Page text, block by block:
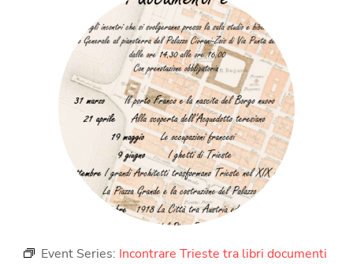
Event Series: Incontrare Trieste tra libri documenti